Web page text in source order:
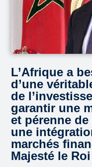
L’Afrique a
d’une
de
garantir une
et pérenne
une
marchés
Majesté le